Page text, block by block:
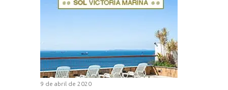
9 de abril de 2020